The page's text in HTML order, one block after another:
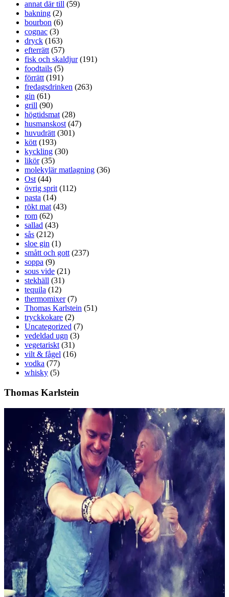
annat där till (59)
bakning (2)
bourbon (6)
cognac (3)
dryck (163)
efterrätt (57)
fisk och skaldjur(191)
foodtails (5)
förrätt (191)
fredagsdrinken (263)
gin (61)
grill (90)
högtidsmat (28)
husmanskost (47)
huvudrätt (301)
kött (193)
kyckling (30)
likör(35)
molekylär matlagning (36)
Ost (44)
övrig sprit (112)
pasta (14)
rökt mat (43)
rom (62)
sallad (43)
sås (212)
sloe gin (1)
smått och gott (237)
soppa (9)
sous vide (21)
stekhäll (31)
tequila (12)
thermomixer(7)
Thomas Karlstein (51)
tryckkokare (2)
Uncategorized (7)
vedeldad ugn (3)
vegetariskt (31)
vilt & fågel (16)
vodka (77)
whisky (5)
Thomas Karlstein